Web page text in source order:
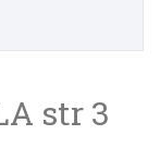
str 3